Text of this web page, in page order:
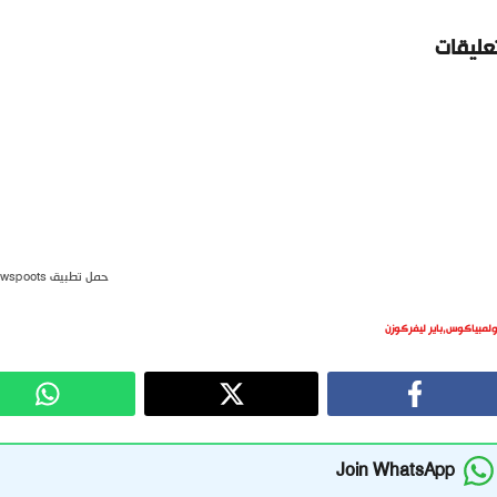
حمل تطبيق newspoots
,باير ليفركوزن
Join WhatsApp